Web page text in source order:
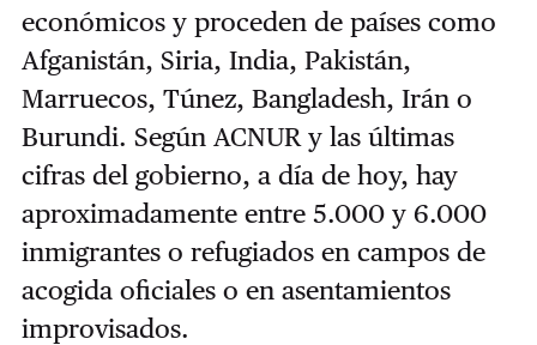
económicos y proceden de países como
Afganistán, Siria, India, Pakistán,
Marruecos, Túnez, Bangladesh, Irán o
Burundi. Según ACNUR y las últimas
cifras del gobierno, a día de hoy, hay
aproximadamente entre 5.000 y 6.000
inmigrantes o refugiados en campos de
acogida oficiales o en asentamientos
improvisados.